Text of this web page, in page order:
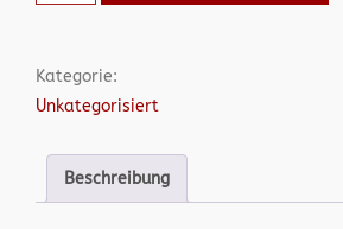
Kategorie:
Unkategorisiert
Beschreibung